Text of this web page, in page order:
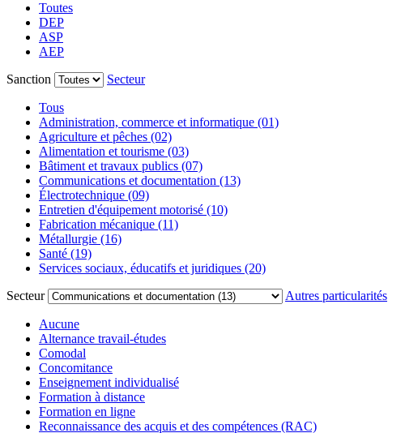
Toutes
DEP
ASP
AEP
Sanction
Secteur
Tous
Administration, commerce et informatique (01)
Agriculture et pêches (02)
Alimentation et tourisme (03)
Bâtiment et travaux publics (07)
Communications et documentation (13)
Électrotechnique (09)
Entretien d'équipement motorisé (10)
Fabrication mécanique (11)
Métallurgie (16)
Santé (19)
Services sociaux, éducatifs et juridiques (20)
Secteur
Autres particularités
Aucune
Alternance travail-études
Comodal
Concomitance
Enseignement individualisé
Formation à distance
Formation en ligne
Reconnaissance des acquis et des compétences (RAC)